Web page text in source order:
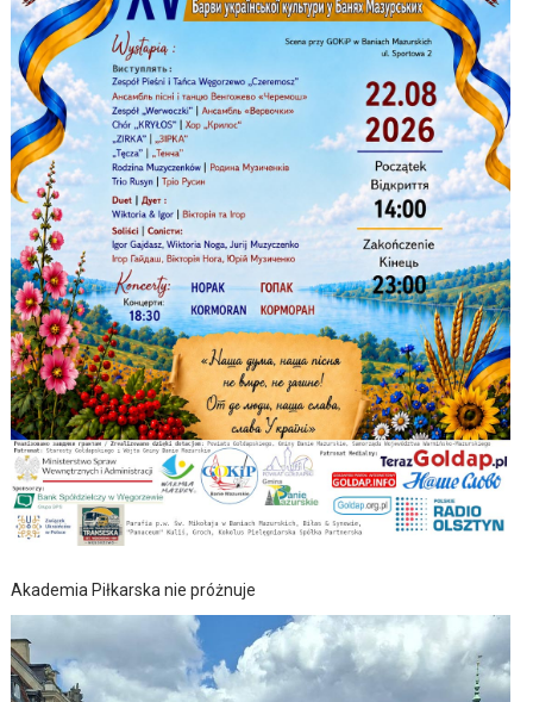
Akademia Piłkarska nie próżnuje